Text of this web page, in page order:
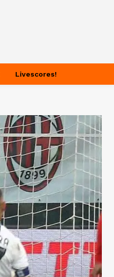
Livescores!